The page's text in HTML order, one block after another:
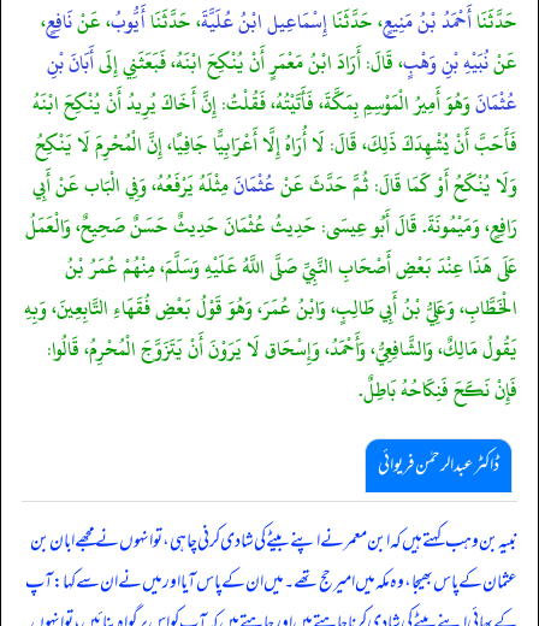
حَدَّثَنَاأَحْمَدُ بْنُ مَنِيعٍ، حَدَّثَنَاإِسْمَاعِيل ابْنُ عُلَيَّةَ، حَدَّثَنَاأَيُّوبُ، عَنْنَافِعٍ،
عَنْنُبَيْهِ بْنِ وَهْبٍ، قَالَ: أَرَادَ ابْنُ مَعْمَرٍ أَنْ يُنْكِحَ ابْنَهُ، فَبَعَثَنِي إِلَىأَبَانَ بْنِ
عُثْمَانَوَهُوَ أَمِيرُ الْمَوْسِمِ بِمَكَّةَ، فَأَتَيْتُهُ، فَقُلْتُ: إِنَّ أَخَاكَ يُرِيدُ أَنْ يُنْكِحَ ابْنَهُ
فَأَحَبَّ أَنْ يُشْهِدَكَ ذَلِكَ، قَالَ: لَا أُرَاهُ إِلَّا أَعْرَابِيًّا جَافِيًا، إِنَّ الْمُحْرِمَ لَا يَنْكِحُ
وَلَا يُنْكَحُ أَوْ كَمَا قَالَ: ثُمَّ حَدَّثَ عَنْعُثْمَانَمِثْلَهُ يَرْفَعُهُ، وَفِي الْبَاب عَنْ أَبِي
رَافِعٍ، وَمَيْمُونَةَ. قَالَ أَبُو عِيسَى: حَدِيثُ عُثْمَانَ حَدِيثٌ حَسَنٌ صَحِيحٌ، وَالْعَمَلُ
عَلَى هَذَا عِنْدَ بَعْضِ أَصْحَابِ النَّبِيِّ صَلَّى اللَّهُ عَلَيْهِ وَسَلَّمَ، مِنْهُمْ عُمَرُ بْنُ
الْخَطَّابِ، وَعَلِيُّ بْنُ أَبِي طَالِبٍ، وَابْنُ عُمَرَ، وَهُوَ قَوْلُ بَعْضِ فُقَهَاءِ التَّابِعِينَ، وَبِهِ
يَقُولُ مَالِكٌ، وَالشَّافِعِيُّ، وَأَحْمَدُ، وَإِسْحَاق لَا يَرَوْنَ أَنْ يَتَزَوَّجَ الْمُحْرِمُ، قَالُوا:
فَإِنْ نَكَحَ فَنِكَاحُهُ بَاطِلٌ.
ڈاکٹر عبدالرحمٰن فریوائی
نبیہ بن وہب کہتے ہیں کہابن معمر نے اپنے بیٹے کی شادی کرنی چاہی، تو انہوں نے مجھے ابان بن
عثمان کے پاس بھیجا، وہ مکہ میں امیر حج تھے۔ میں ان کے پاس آیا اور میں نے ان سے کہا: آپ